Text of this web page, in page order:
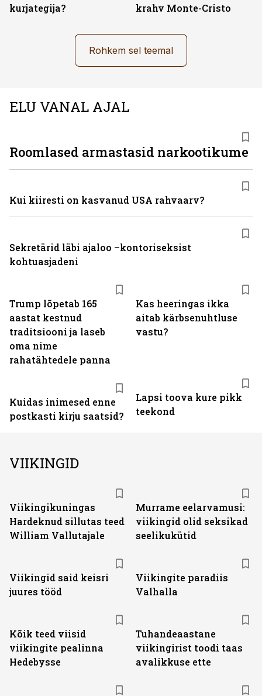
kurjategija? krahv Monte-Cristo
Rohkem sel teemal
ELU VANAL AJAL
Trump lõpetab 165
aastat kestnud
traditsiooni ja laseb
oma nime
rahatähtedele panna
Kas heeringas ikka
aitab kärbsenuhtluse
vastu?
Kuidas inimesed enne
postkasti kirju saatsid?
Lapsi toova kure pikk
teekond
Roomlased armastasid narkootikume
Kui kiiresti on kasvanud USA rahvaarv?
Sekretärid läbi ajaloo –kontoriseksist
kohtuasjadeni
VIIKINGID
Viikingikuningas
Hardeknud sillutas teed
William Vallutajale
Murrame eelarvamusi:
viikingid olid seksikad
seelikukütid
Viikingid said keisri
juures tööd
Viikingite paradiis
Valhalla
Kõik teed viisid
viikingite pealinna
Hedebysse
Tuhandeaastane
viikingirist toodi taas
avalikkuse ette